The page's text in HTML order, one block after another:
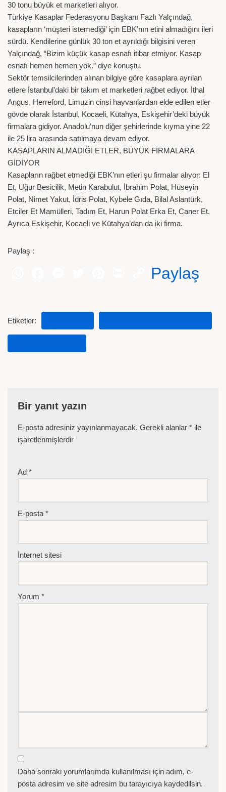
30 tonu büyük et marketleri alıyor.
Türkiye Kasaplar Federasyonu Başkanı Fazlı Yalçındağ,
kasapların ‘müşteri istemediği’ için EBK’nın etini almadığını ileri
sürdü. Kendilerine günlük 30 ton et ayrıldığı bilgisini veren
Yalçındağ, “Bizim küçük kasap esnafı itibar etmiyor. Kasap
esnafı hemen hemen yok.” diye konuştu.
Sektör temsilcilerinden alınan bilgiye göre kasaplara ayrılan
etlere İstanbul’daki bir takım et marketleri rağbet ediyor. İthal
Angus, Herreford, Limuzin cinsi hayvanlardan elde edilen etler
gövde olarak İstanbul, Kocaeli, Kütahya, Eskişehir’deki büyük
firmalara gidiyor. Anadolu’nun diğer şehirlerinde kıyma yine 22
ile 25 lira arasında satılmaya devam ediyor.
KASAPLARIN ALMADIĞI ETLER, BÜYÜK FİRMALARA
GİDİYOR
Kasapların rağbet etmediği EBK’nın etleri şu firmalar alıyor: El
Et, Uğur Besicilik, Metin Karabulut, İbrahim Polat, Hüseyin
Polat, Nimet Yakut, İdris Polat, Kybele Gıda, Bilal Aslantürk,
Etciler Et Mamülleri, Tadım Et, Harun Polat Erka Et, Caner Et.
Ayrıca Eskişehir, Kocaeli ve Kütahya’dan da iki firma.
Paylaş :
Paylaş
Etiketler:
Bir yanıt yazın
E-posta adresiniz yayınlanmayacak. Gerekli alanlar * ile
işaretlenmişlerdir
Ad *
E-posta *
İnternet sitesi
Yorum *
Daha sonraki yorumlarımda kullanılması için adım, e-
posta adresim ve site adresim bu tarayıcıya kaydedilsin.